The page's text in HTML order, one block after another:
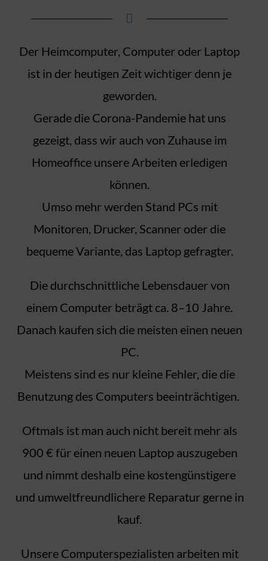
Der Heimcomputer, Computer oder Laptop
ist in der heutigen Zeit wichtiger denn je
geworden.
Gerade die Corona-Pandemie hat uns
gezeigt, dass wir auch von Zuhause im
Homeoffice unsere Arbeiten erledigen
können.
Umso mehr werden Stand PCs mit
Monitoren, Drucker, Scanner oder die
bequeme Variante, das Laptop gefragter.
Die durchschnittliche Lebensdauer von
einem Computer beträgt ca. 8–10 Jahre.
Danach kaufen sich die meisten einen neuen
PC.
Meistens sind es nur kleine Fehler, die die
Benutzung des Computers beeinträchtigen.
Oftmals ist man auch nicht bereit mehr als
900 € für einen neuen Laptop auszugeben
und nimmt deshalb eine kostengünstigere
und umweltfreundlichere Reparatur gerne in
kauf.
Unsere Computerspezialisten arbeiten mit